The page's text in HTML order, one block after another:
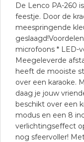
De Lenco PA-260
feestje. Door de
meespringende
microfoons * LED-
Meegeleverde
heeft de mooiste
over een karaoke.
daag je jouw
beschikt over een
modus en een 8
verlichtingseffect
nog sfeervoller!